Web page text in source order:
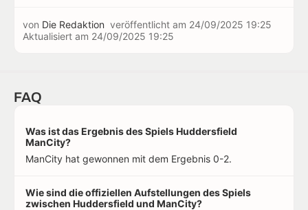
von Die Redaktion veröffentlicht am 24/09/2025 19:25
Aktualisiert am 24/09/2025 19:25
FAQ
Was ist das Ergebnis des Spiels Huddersfield
ManCity?
ManCity hat gewonnen mit dem Ergebnis 0-2.
Wie sind die offiziellen Aufstellungen des Spiels
zwischen Huddersfield und ManCity?